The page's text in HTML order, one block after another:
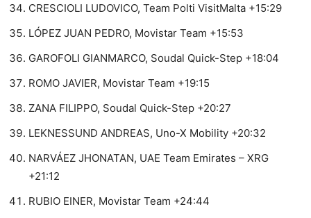
CRESCIOLI LUDOVICO, Team Polti VisitMalta +15:29
LÓPEZ JUAN PEDRO, Movistar Team +15:53
GAROFOLI GIANMARCO, Soudal Quick-Step +18:04
ROMO JAVIER, Movistar Team +19:15
ZANA FILIPPO, Soudal Quick-Step +20:27
LEKNESSUND ANDREAS, Uno-X Mobility +20:32
NARVÁEZ JHONATAN, UAE Team Emirates – XRG
+21:12
RUBIO EINER, Movistar Team +24:44